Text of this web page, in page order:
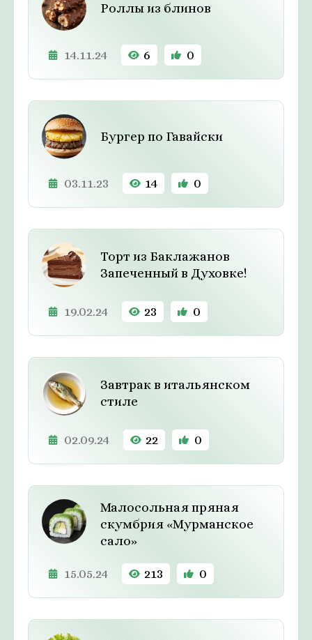
Роллы из блинов
14.11.24 6 0
Бургер по Гавайски
03.11.23 14 0
Торт из Баклажанов
Запеченный в Духовке!
19.02.24 23 0
Завтрак в итальянском
стиле
02.09.24 22 0
Малосольная пряная
скумбрия «Мурманское
сало»
15.05.24 213 0